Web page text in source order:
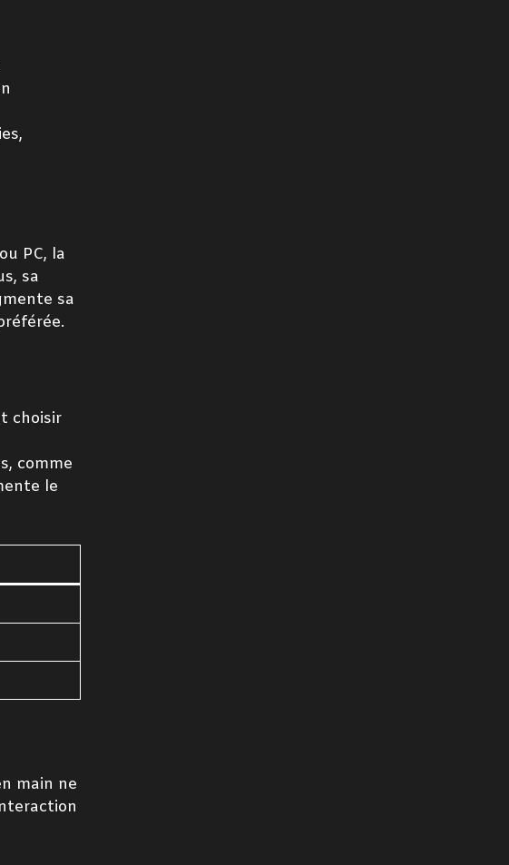
PC, la
sa
sa
choisir
comme
le
main ne